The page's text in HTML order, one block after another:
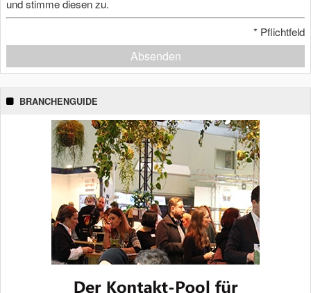
und stimme diesen zu.
* Pflichtfeld
Absenden
BRANCHENGUIDE